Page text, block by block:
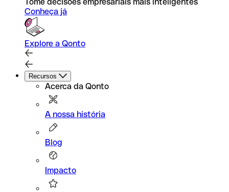
Conheça já
Explore a Qonto
Recursos
Acerca da Qonto
A nossa história
Blog
Impacto